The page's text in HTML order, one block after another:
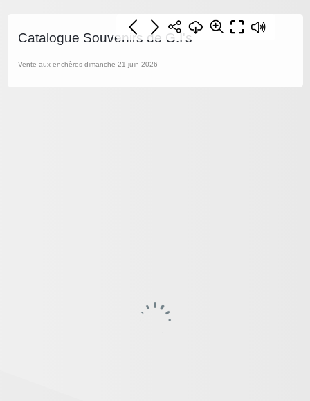
Catalogue Souvenirs de G.I's
Vente aux enchères dimanche 21 juin 2026